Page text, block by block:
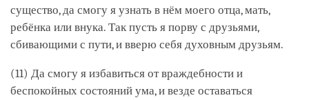
существо, да смогу я узнать в нём моего отца, мать,
ребёнка или внука. Так пусть я порву с друзьями,
сбивающими с пути, и вверю себя духовным друзьям.
(11) Да смогу я избавиться от враждебности и
беспокойных состояний ума, и везде оставаться